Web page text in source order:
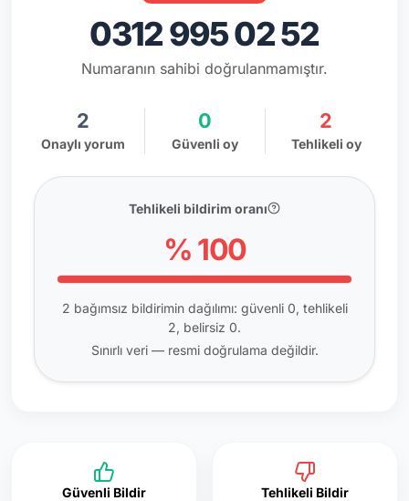
0312 995 02 52
Numaranın sahibi doğrulanmamıştır.
2
Onaylı yorum
0
Güvenli oy
2
Tehlikeli oy
Tehlikeli bildirim oranı
% 100
2 bağımsız bildirimin dağılımı: güvenli 0, tehlikeli
2, belirsiz 0.
Sınırlı veri — resmi doğrulama değildir.
Güvenli Bildir Tehlikeli Bildir